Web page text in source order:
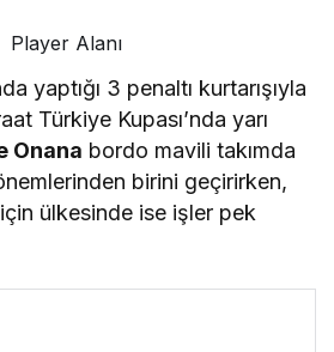
Player Alanı
yaptığı 3 penaltı kurtarışıyla
Türkiye Kupası’nda yarı
Onana bordo mavili takımda
birini geçirirken,
ülkesinde ise işler pek